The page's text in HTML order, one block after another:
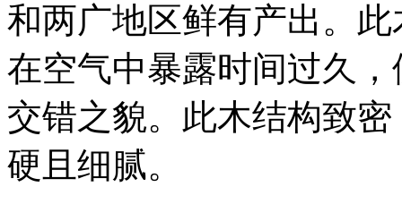
和两广地区鲜有产出。
在空气中暴露时间过久
交错之貌。此木结构致
硬且细腻。